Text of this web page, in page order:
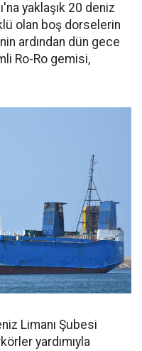
yaklaşık 20 deniz
olan boş dorselerin
ardından dün gece
Ro-Ro gemisi,
Limanı Şubesi
yardımıyla